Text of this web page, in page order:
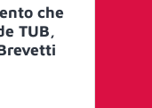
che
TUB,